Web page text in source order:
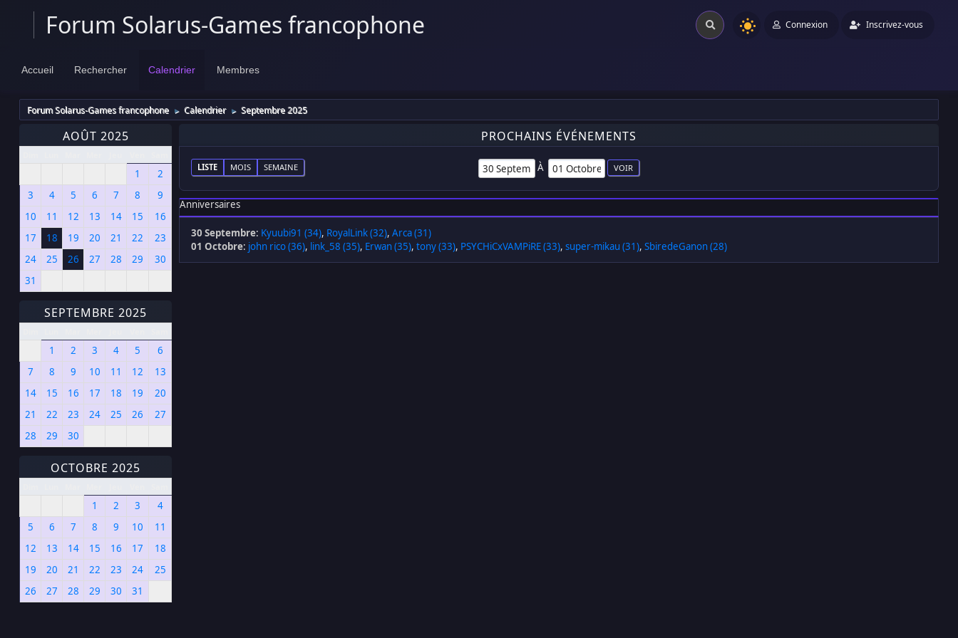
Forum Solarus-Games francophone Connexion Inscrivez-vous
Accueil Rechercher Calendrier Membres
Forum Solarus-Games francophone ► Calendrier ► Septembre 2025
AOÛT 2025
1
2
3
4 5 6 7 8
9
10
11 12 13 14 15
16
17
18 19 20 21 22
23
24
25 26 27 28 29
30
31
SEPTEMBRE 2025
1 2 3 4 5
6
7
8 9 10 11 12
13
14
15 16 17 18 19
20
21
22 23 24 25 26
27
28
29 30
OCTOBRE 2025
1 2 3
4
5
6 7 8 9 10
11
12
13 14 15 16 17
18
19
20 21 22 23 24
25
26
27 28 29 30 31
PROCHAINS ÉVÉNEMENTS
LISTE MOIS SEMAINE À
Anniversaires
30 Septembre: Kyuubi91 (34), RoyalLink (32), Arca (31)
01 Octobre: john rico (36), link_58 (35), Erwan (35), tony (33), PSYCHiCxVAMPiRE (33), super-mikau (31), SbiredeGanon (28)